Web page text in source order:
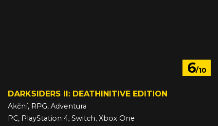
6/10
DARKSIDERS II: DEATHINITIVE EDITION
Akční, RPG, Adventura
PC, PlayStation 4, Switch, Xbox One